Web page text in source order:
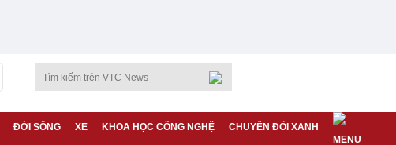
ĐỜI SỐNG XE KHOA HỌC CÔNG NGHỆ CHUYỂN ĐỔI XANH